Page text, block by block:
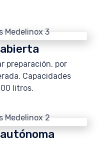
preparación, por
Capacidades
litros.